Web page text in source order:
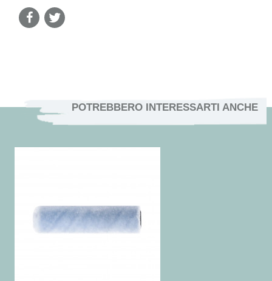
POTREBBERO INTERESSARTI ANCHE